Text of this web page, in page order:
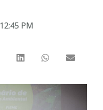
12:45 PM